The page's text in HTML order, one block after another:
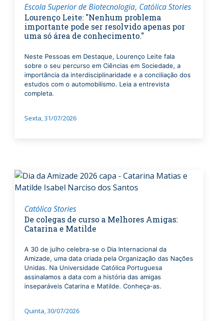
Escola Superior de Biotecnologia Católica Stories
Lourenço Leite: "Nenhum problema
importante pode ser resolvido apenas por
uma só área de conhecimento."
Neste Pessoas em Destaque, Lourenço Leite fala
sobre o seu percurso em Ciências em Sociedade, a
importância da interdisciplinaridade e a conciliação dos
estudos com o automobilismo. Leia a entrevista
completa.
Sexta, 31/07/2026
Católica Stories
De colegas de curso a Melhores Amigas:
Catarina e Matilde
A 30 de julho celebra-se o Dia Internacional da
Amizade, uma data criada pela Organização das Nações
Unidas. Na Universidade Católica Portuguesa
assinalamos a data com a história das amigas
inseparáveis Catarina e Matilde. Conheça-as.
Quinta, 30/07/2026